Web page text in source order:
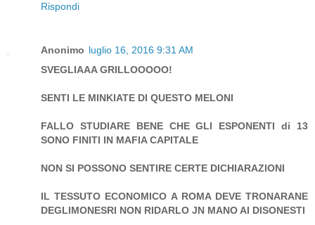
Rispondi
Anonimo luglio 16, 2016 9:31 AM
SVEGLIAAA GRILLOOOOO!
SENTI LE MINKIATE DI QUESTO MELONI
FALLO STUDIARE BENE CHE GLI ESPONENTI di 13
SONO FINITI IN MAFIA CAPITALE
NON SI POSSONO SENTIRE CERTE DICHIARAZIONI
IL TESSUTO ECONOMICO A ROMA DEVE TRONARANE
DEGLIMONESRI NON RIDARLO JN MANO AI DISONESTI